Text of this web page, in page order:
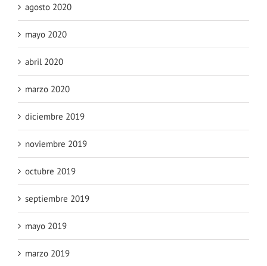
agosto 2020
mayo 2020
abril 2020
marzo 2020
diciembre 2019
noviembre 2019
octubre 2019
septiembre 2019
mayo 2019
marzo 2019